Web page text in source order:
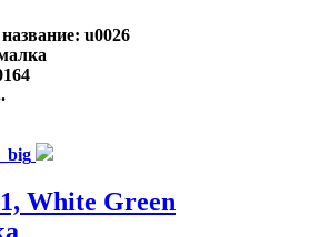
: u0026
White Green